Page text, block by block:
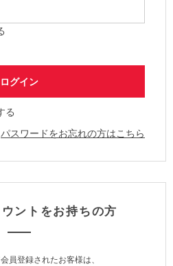
る
パスワードをお忘れの方はこちら
ントをお持ちの方
員登録されたお客様は、